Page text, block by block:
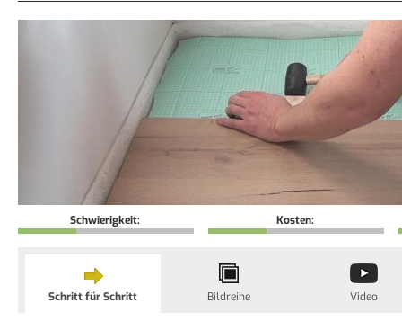
Schwierigkeit: Kosten:
Schritt für Schritt Bildreihe Video